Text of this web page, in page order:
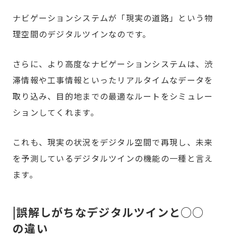
ナビゲーションシステムが「現実の道路」という物
理空間のデジタルツインなのです。
さらに、より高度なナビゲーションシステムは、渋
滞情報や工事情報といったリアルタイムなデータを
取り込み、目的地までの最適なルートをシミュレー
ションしてくれます。
これも、現実の状況をデジタル空間で再現し、未来
を予測しているデジタルツインの機能の一種と言え
ます。
|誤解しがちなデジタルツインと○○
の違い